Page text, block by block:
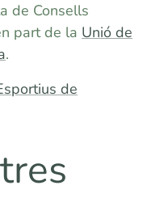
de Consells
part de la Unió de
.
de